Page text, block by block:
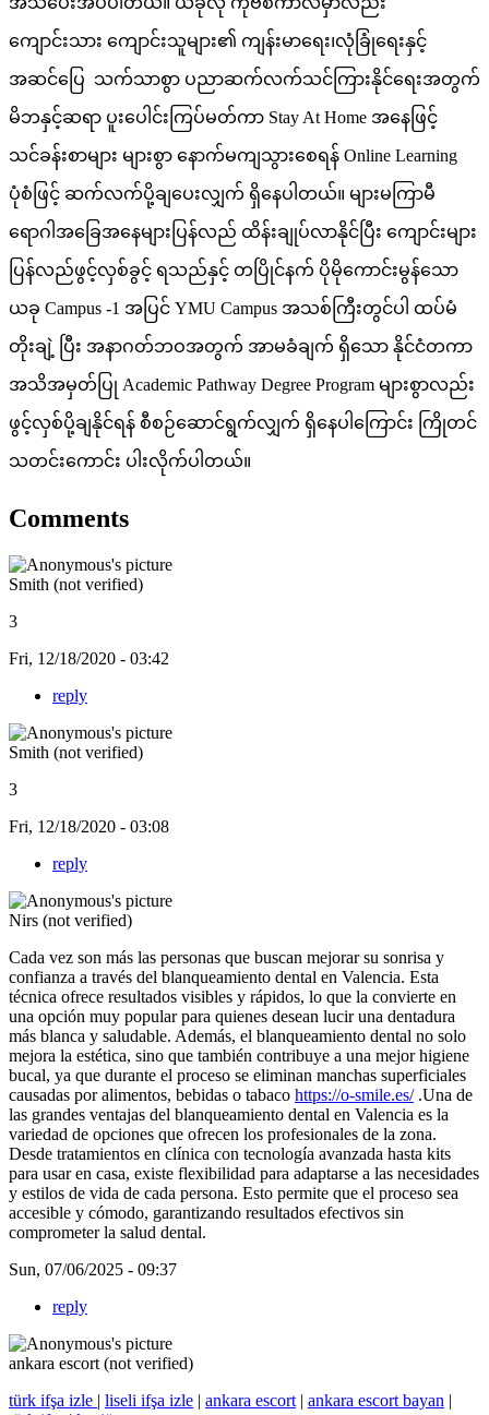
ကျောင်းသား ကျောင်းသူများ၏ ကျန်းမာရေး၊လုံခြုံရေးနှင့်
အဆင်ပြေ သက်သာစွာ ပညာဆက်လက်သင်ကြားနိုင်ရေးအတွက်
မိဘနှင့်ဆရာ ပူးပေါင်းကြပ်မတ်ကာ Stay At Home အနေဖြင့်
သင်ခန်းစာများ များစွာ နောက်မကျသွားစေရန် Online Learning
ပုံစံဖြင့် ဆက်လက်ပို့ချပေးလျှက် ရှိနေပါတယ်။ များမကြာမီ
ရောဂါအခြေအနေများပြန်လည် ထိန်းချုပ်လာနိုင်ပြီး ကျောင်းများ
ပြန်လည်ဖွင့်လှစ်ခွင့် ရသည်နှင့် တပြိုင်နက် ပိုမိုကောင်းမွန်သော
ယခု Campus -1 အပြင် YMU Campus အသစ်ကြီးတွင်ပါ ထပ်မံ
တိုးချဲ့ ပြီး အနာဂတ်ဘဝအတွက် အာမခံချက် ရှိသော နိုင်ငံတကာ
အသိအမှတ်ပြု Academic Pathway Degree Program များစွာလည်း
ဖွင့်လှစ်ပို့ချနိုင်ရန် စီစဉ်ဆောင်ရွက်လျှက် ရှိနေပါကြောင်း ကြိုတင်
သတင်းကောင်း ပါးလိုက်ပါတယ်။
Comments
Smith (not verified)
3
Fri, 12/18/2020 - 03:42
reply
Smith (not verified)
3
Fri, 12/18/2020 - 03:08
reply
Nirs (not verified)
Cada vez son más las personas que buscan mejorar su sonrisa y
confianza a través del blanqueamiento dental en Valencia. Esta
técnica ofrece resultados visibles y rápidos, lo que la convierte en
una opción muy popular para quienes desean lucir una dentadura
más blanca y saludable. Además, el blanqueamiento dental no solo
mejora la estética, sino que también contribuye a una mejor higiene
bucal, ya que durante el proceso se eliminan manchas superficiales
causadas por alimentos, bebidas o tabaco https://o-smile.es/.Una de
las grandes ventajas del blanqueamiento dental en Valencia es la
variedad de opciones que ofrecen los profesionales de la zona.
Desde tratamientos en clínica con tecnología avanzada hasta kits
para usar en casa, existe flexibilidad para adaptarse a las necesidades
y estilos de vida de cada persona. Esto permite que el proceso sea
accesible y cómodo, garantizando resultados efectivos sin
comprometer la salud dental.
Sun, 07/06/2025 - 09:37
reply
ankara escort (not verified)
türk ifşa izle | liseli ifşa izle | ankara escort | ankara escort bayan |